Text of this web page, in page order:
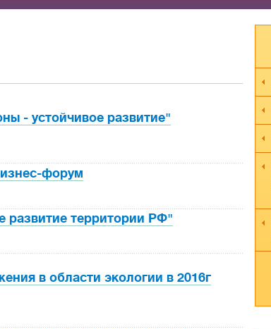
- устойчивое развитие"
форум
развитие территории РФ"
в области экологии в 2016г